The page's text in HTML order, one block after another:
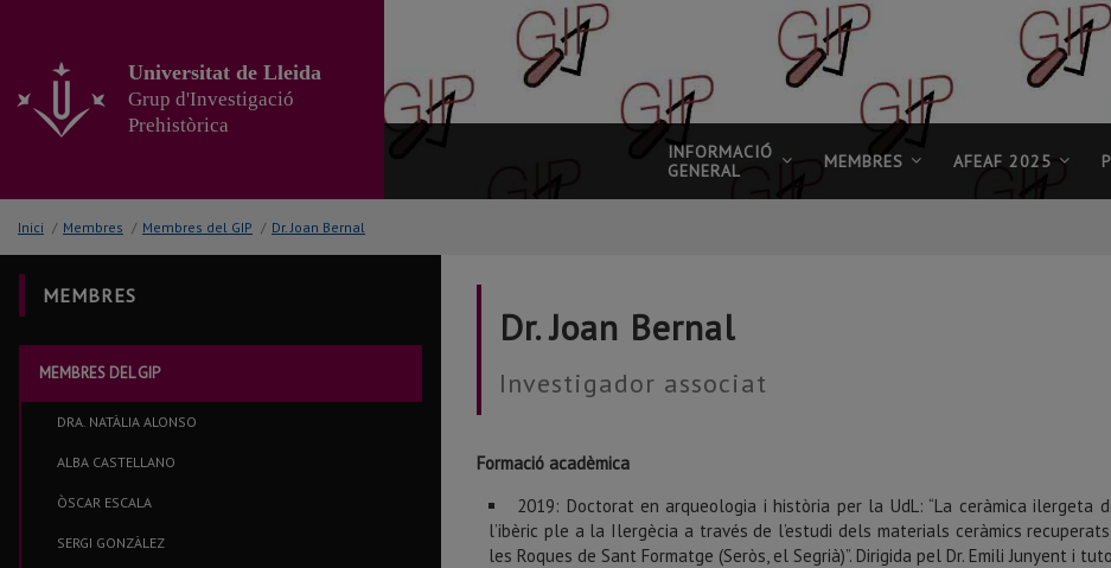
contingut
principal
de
Universitat de Lleida
Grup d'Investigació
Prehistòrica
INFORMACIÓ
GENERAL
MEMBRES AFEAF 2025
Inici / Membres / Membres del GIP / Dr. Joan Bernal
MEMBRES
MEMBRES DEL GIP
DRA. NATÀLIA ALONSO
ALBA CASTELLANO
ÒSCAR ESCALA
SERGI GONZÀLEZ
Dr. Joan Bernal
Investigador associat
Formació acadèmica
2019: Doctorat en arqueologia i història per la UdL: “La ceràmica
l’ibèric ple a la Ilergècia a través de l’estudi dels materials ceràmics
les Roques de Sant Formatge (Seròs, el Segrià)”. Dirigida pel Dr. Emili Junyent i